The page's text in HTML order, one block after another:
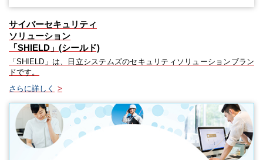
サイバーセキュリティ
ソリューション
「SHIELD」(シールド)
「SHIELD」は、日立システムズのセキュリティソリューションブラン
ドです。
さらに詳しく >